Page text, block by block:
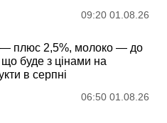
09:20 01.08.26
— плюс 2,5%, молоко — до
буде з цінами на
в серпні
06:50 01.08.26